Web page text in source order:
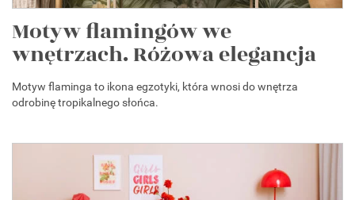
Motyw flamingów we
wnętrzach. Różowa elegancja
Motyw flaminga to ikona egzotyki, która wnosi do wnętrza
odrobinę tropikalnego słońca.